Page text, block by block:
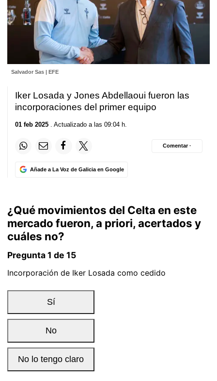
Salvador Sas | EFE
Iker Losada y Jones Abdellaoui fueron las
incorporaciones del primer equipo
01 feb 2025 . Actualizado a las 09:04 h.
Añade a La Voz de Galicia en Google
Comentar ·